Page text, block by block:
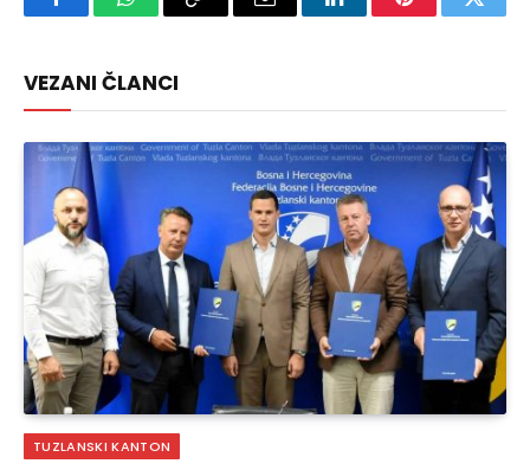
FacebookWhatsAppCopy
Email LinkedInPinterest
VEZANI ČLANCI
TUZLANSKI KANTON